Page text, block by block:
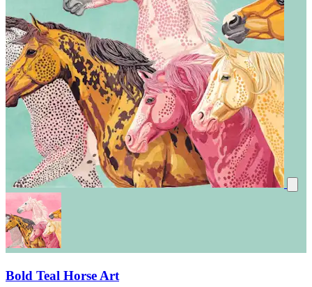
Bold Teal Horse Art